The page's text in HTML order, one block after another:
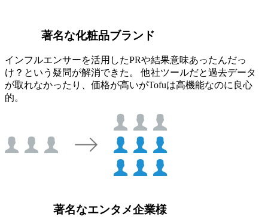
著名な化粧品ブランド
インフルエンサーを活用したPRや結果意味あったんだっ
け？という疑問が解消できた。 他社ツールだと過去データ
が取れなかったり、価格が高いがTofuは高機能なのに良心
的。
著名なエンタメ企業様